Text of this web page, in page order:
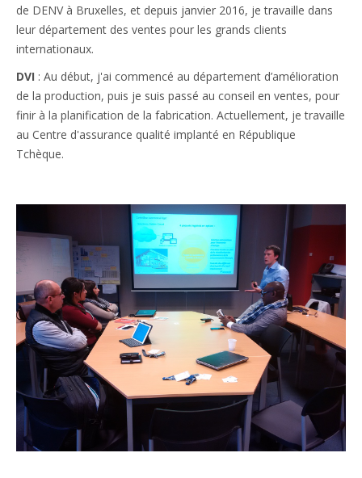
de DENV à Bruxelles, et depuis janvier 2016, je travaille dans
leur département des ventes pour les grands clients
internationaux.
DVI : Au début, j'ai commencé au département d’amélioration
de la production, puis je suis passé au conseil en ventes, pour
finir à la planification de la fabrication. Actuellement, je travaille
au Centre d'assurance qualité implanté en République
Tchèque.